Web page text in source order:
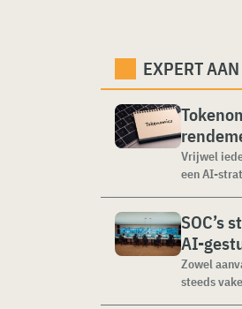
EXPERT
Vrijwel
een AI-
SOC’s
AI-
Zowel
steeds